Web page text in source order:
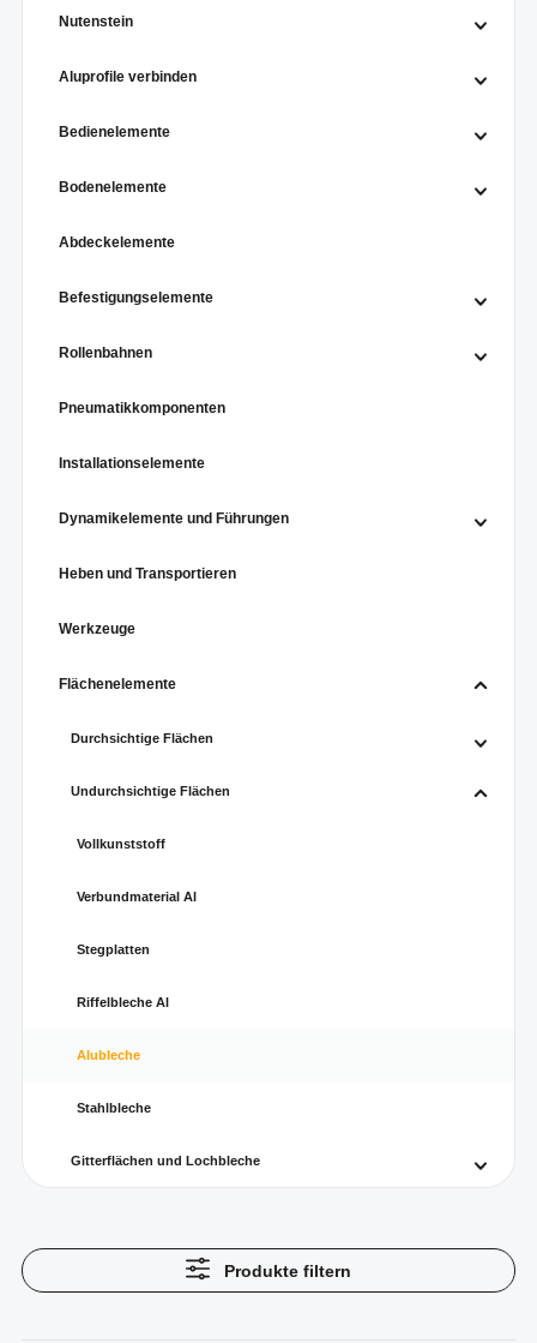
Nutenstein
Aluprofile verbinden
Bedienelemente
Bodenelemente
Abdeckelemente
Befestigungselemente
Rollenbahnen
Pneumatikkomponenten
Installationselemente
Dynamikelemente und Führungen
Heben und Transportieren
Werkzeuge
Flächenelemente
Durchsichtige Flächen
Undurchsichtige Flächen
Vollkunststoff
Verbundmaterial Al
Stegplatten
Riffelbleche Al
Alubleche
Stahlbleche
Gitterflächen und Lochbleche
Produkte filtern